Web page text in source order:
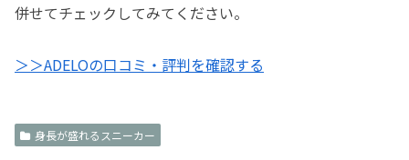
併せてチェックしてみてください。
＞＞ADELOの口コミ・評判を確認する
身長が盛れるスニーカー